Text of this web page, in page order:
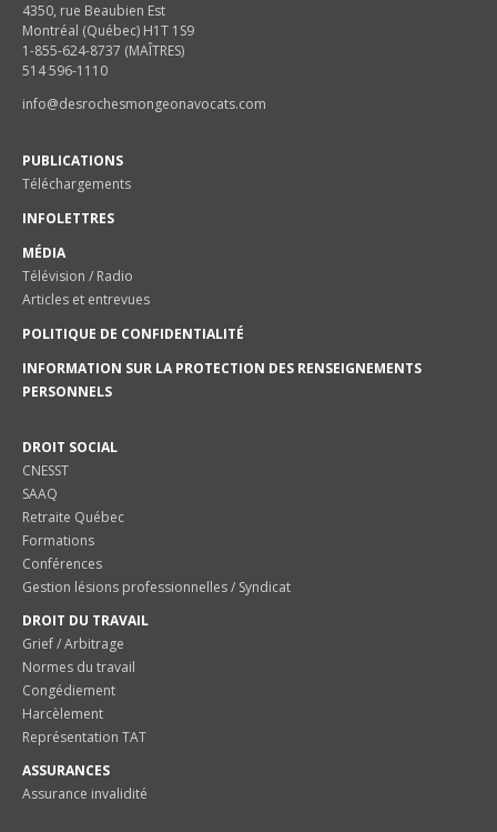
4350, rue Beaubien Est
Montréal (Québec) H1T 1S9
1-855-624-8737 (MAÎTRES)
514 596-1110
info@desrochesmongeonavocats.com
PUBLICATIONS
Téléchargements
INFOLETTRES
MÉDIA
Télévision / Radio
Articles et entrevues
POLITIQUE DE CONFIDENTIALITÉ
INFORMATION SUR LA PROTECTION DES RENSEIGNEMENTS
PERSONNELS
DROIT SOCIAL
CNESST
SAAQ
Retraite Québec
Formations
Conférences
Gestion lésions professionnelles / Syndicat
DROIT DU TRAVAIL
Grief / Arbitrage
Normes du travail
Congédiement
Harcèlement
Représentation TAT
ASSURANCES
Assurance invalidité